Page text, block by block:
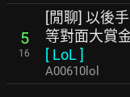
5
16
[閒聊] 以後
等對面大賞
[ LoL ]
A00610lol